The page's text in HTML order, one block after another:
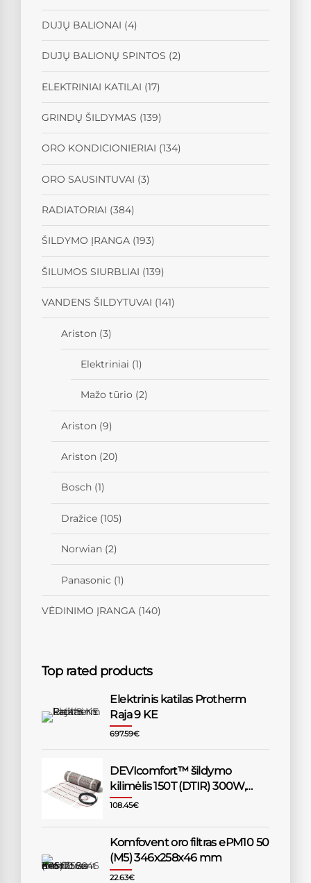
DUJŲ BALIONAI (4)
DUJŲ BALIONŲ SPINTOS (2)
ELEKTRINIAI KATILAI (17)
GRINDŲ ŠILDYMAS (139)
ORO KONDICIONIERIAI (134)
ORO SAUSINTUVAI (3)
RADIATORIAI (384)
ŠILDYMO ĮRANGA (193)
ŠILUMOS SIURBLIAI (139)
VANDENS ŠILDYTUVAI (141)
Ariston (3)
Elektriniai (1)
Mažo tūrio (2)
Ariston (9)
Ariston (20)
Bosch (1)
Dražice (105)
Norwian (2)
Panasonic (1)
VĖDINIMO ĮRANGA (140)
Top rated products
Elektrinis katilas Protherm
Raja 9 KE
697.59€
DEVIcomfort™ šildymo
kilimėlis 150T (DTIR) 300W,
2,0m²
108.45€
Komfovent oro filtras ePM10 50
(M5) 346x258x46 mm
22.63€